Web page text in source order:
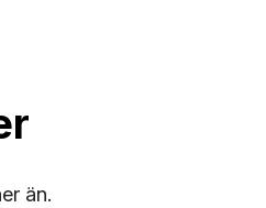
än.